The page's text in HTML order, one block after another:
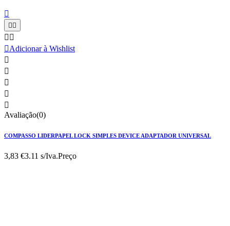

 
 
Adicionar à Wishlist





Avaliação(0)
COMPASSO LIDERPAPEL LOCK SIMPLES DEVICE ADAPTADOR UNIVERSAL
3,83 €3.11 s/Iva.Preço